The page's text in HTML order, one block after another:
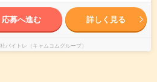
応募へ進む 詳しく見る
バイトレ（キャムコムグループ）